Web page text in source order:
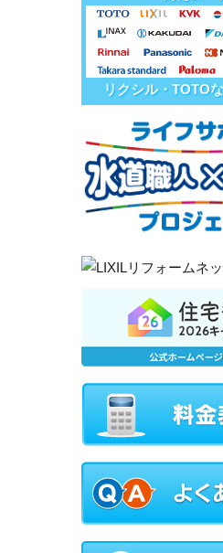
リクシル・TOTO